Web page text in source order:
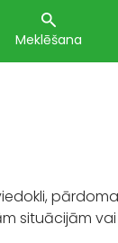
Meklēšana
situācijām